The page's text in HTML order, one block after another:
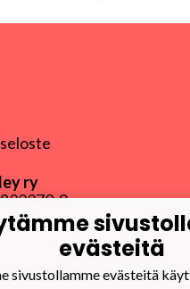
ry
9
volley.fi
yhteystietoihin
evästeitä
sivustollamme evästeitä